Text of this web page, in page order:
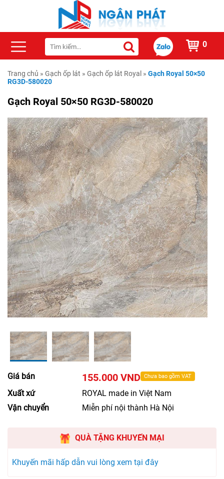
0
Trang chủ » Gạch ốp lát » Gạch ốp lát Royal » Gạch Royal 50×50
RG3D-580020
Gạch Royal 50×50 RG3D-580020
Giá bán 155.000 VND Chưa bao gồm VAT
Xuất xứ
ROYAL made in Việt Nam
Vận chuyển
Miễn phí nội thành Hà Nội
QUÀ TẶNG KHUYẾN MẠI
Khuyến mãi hấp dẫn vui lòng xem tại đây